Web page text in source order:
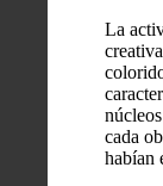
La
cada
habían